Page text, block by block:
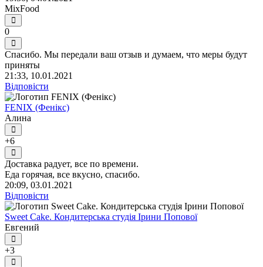
MixFood
0
Спасибо. Мы передали ваш отзыв и думаем, что меры будут
приняты
21:33, 10.01.2021
Відповісти
FENIX (Фенікс)
Алина
+6
Доставка радует, все по времени.
Еда горячая, все вкусно, спасибо.
20:09, 03.01.2021
Відповісти
Sweet Cake. Кондитерська студія Ірини Попової
Евгений
+3